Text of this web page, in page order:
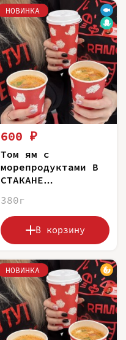
НОВИНКА
600 ₽
Том ям с
морепродуктами В
СТАКАНЕ
380г
В корзину
НОВИНКА